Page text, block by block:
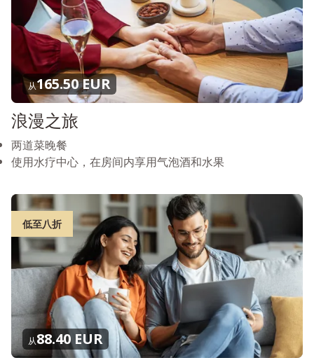
从165.50 EUR
浪漫之旅
两道菜晚餐
使用水疗中心，在房间内享用气泡酒和水果
低至八折
从88.40 EUR